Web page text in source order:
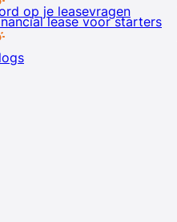
op je leasevragen
lease voor starters